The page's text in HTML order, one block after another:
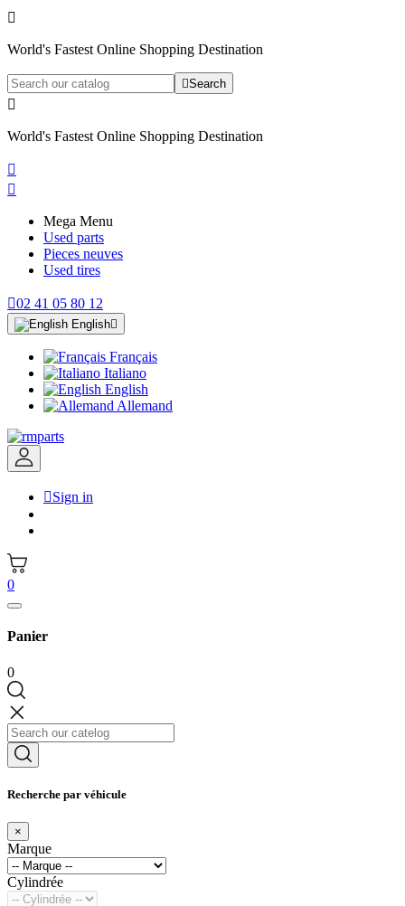

World's Fastest Online Shopping Destination
Search

World's Fastest Online Shopping Destination


Mega Menu
Used parts
Pieces neuves
Used tires
02 41 05 80 12
English
Français
Italiano
English
Allemand
Sign in
0
Panier
0
Recherche par véhicule
×
Marque
Cylindrée